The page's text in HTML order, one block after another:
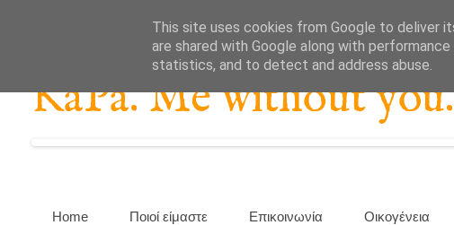
KaPa. Me without
Home Ποιοί είμαστε Επικοινωνία Οικογένεια
This site uses cookies from Google to deliver
are shared with Google along with
statistics, and to detect and address abuse.